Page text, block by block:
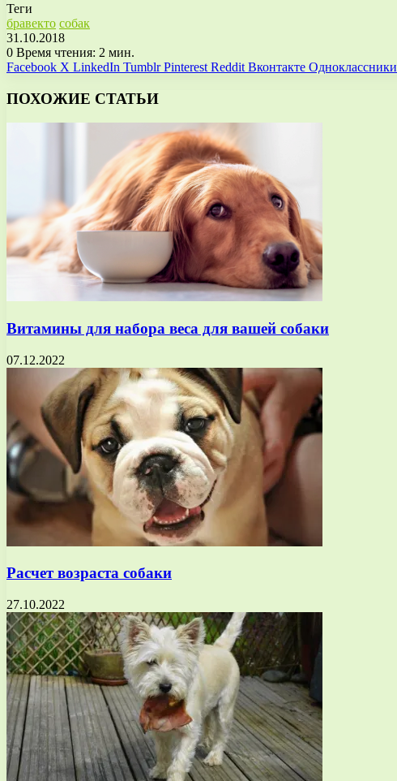
Теги
бравекто собак
31.10.2018
0 Время чтения: 2 мин.
Facebook X LinkedIn Tumblr Pinterest Reddit Вконтакте Одноклассники
ПОХОЖИЕ СТАТЬИ
Витамины для набора веса для вашей собаки
07.12.2022
Расчет возраста собаки
27.10.2022